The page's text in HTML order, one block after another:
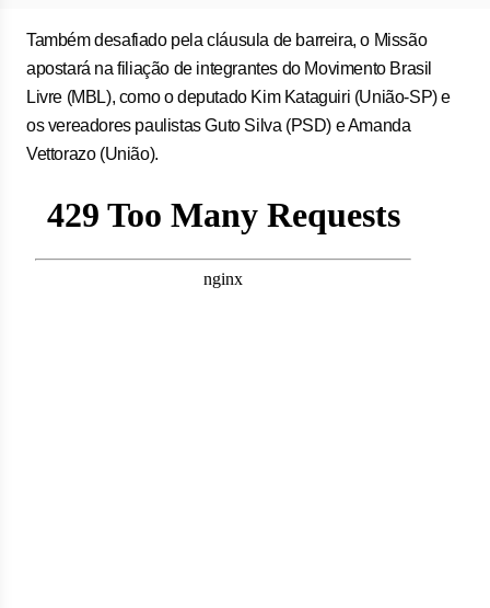
Também desafiado pela cláusula de barreira, o Missão
apostará na filiação de integrantes do Movimento Brasil
Livre (MBL), como o deputado Kim Kataguiri (União-SP) e
os vereadores paulistas Guto Silva (PSD) e Amanda
Vettorazo (União).